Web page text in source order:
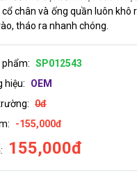
chân và ống quần luôn khô
tháo ra nhanh chóng.
phẩm: SP012543
hiệu:
OEM
0đ
-155,000đ
155,000đ